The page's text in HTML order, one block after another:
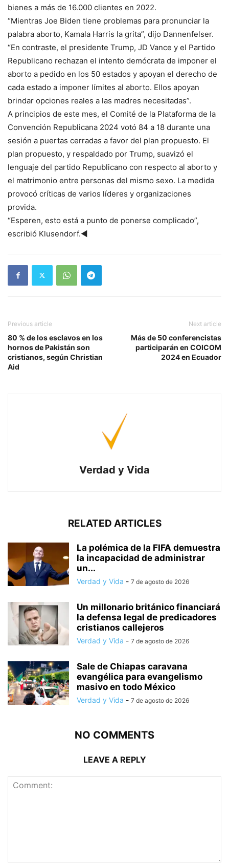
bienes a más de 16.000 clientes en 2022.
“Mientras Joe Biden tiene problemas para pronunciar la
palabra aborto, Kamala Harris la grita”, dijo Dannenfelser.
“En contraste, el presidente Trump, JD Vance y el Partido
Republicano rechazan el intento demócrata de imponer el
aborto a pedido en los 50 estados y apoyan el derecho de
cada estado a imponer límites al aborto. Ellos apoyan
brindar opciones reales a las madres necesitadas”.
A principios de este mes, el Comité de la Plataforma de la
Convención Republicana 2024 votó 84 a 18 durante una
sesión a puertas cerradas a favor del plan propuesto. El
plan propuesto, y respaldado por Trump, suavizó el
lenguaje del partido Republicano con respecto al aborto y
el matrimonio entre personas del mismo sexo. La medida
provocó críticas de varios líderes y organizaciones
provida.
“Esperen, esto está a punto de ponerse complicado”,
escribió Klusendorf.◄
Previous article
80 % de los esclavos en los
hornos de Pakistán son
cristianos, según Christian
Aid
Next article
Más de 50 conferencistas
participarán en COICOM
2024 en Ecuador
Verdad y Vida
RELATED ARTICLES
La polémica de la FIFA demuestra
la incapacidad de administrar
un...
Verdad y Vida - 7 de agosto de 2026
Un millonario británico financiará
la defensa legal de predicadores
cristianos callejeros
Verdad y Vida - 7 de agosto de 2026
Sale de Chiapas caravana
evangélica para evangelismo
masivo en todo México
Verdad y Vida - 7 de agosto de 2026
NO COMMENTS
LEAVE A REPLY